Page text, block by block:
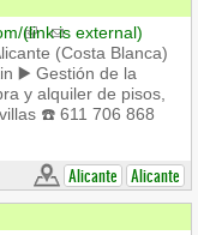
(link is external)
(Costa Blanca)
▶️ Gestión de la
y alquiler de pisos,
☎️ 611 706 868
Alicante Alicante